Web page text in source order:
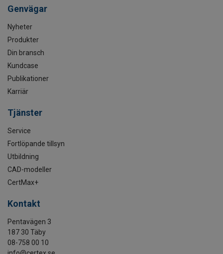
Genvägar
Nyheter
Produkter
Din bransch
Kundcase
Publikationer
Karriär
Tjänster
Service
Fortlöpande tillsyn
Utbildning
CAD-modeller
CertMax+
Kontakt
Pentavägen 3
187 30 Täby
08-758 00 10